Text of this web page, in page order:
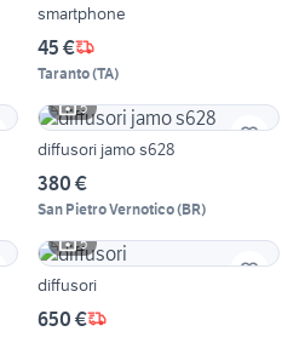
smartphone
45 €
Taranto(TA)
5
diffusori jamo s628
380 €
San Pietro Vernotico(BR)
5
diffusori
650 €